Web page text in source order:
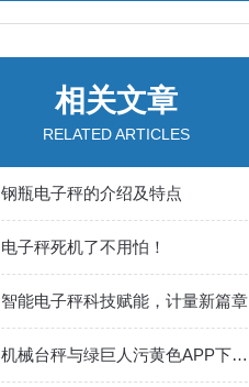
相关文章
RELATED ARTICLES
钢瓶电子秤的介绍及特点
电子秤死机了不用怕！
智能电子秤科技赋能，计量新篇章
机械台秤与绿巨人污黄色APP下载的区别